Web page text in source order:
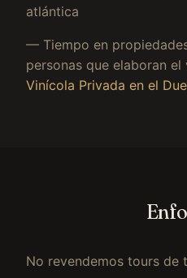
atlántica
— Tiempo en
personas que elaboran
Vinícola Privada en el
No revendemos tours de